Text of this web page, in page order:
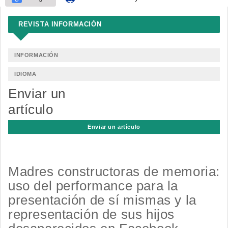
REVISTA INFORMACIÓN
INFORMACIÓN
IDIOMA
Enviar un
artículo
Enviar un artículo
Madres constructoras de memoria:
uso del performance para la
presentación de sí mismas y la
representación de sus hijos